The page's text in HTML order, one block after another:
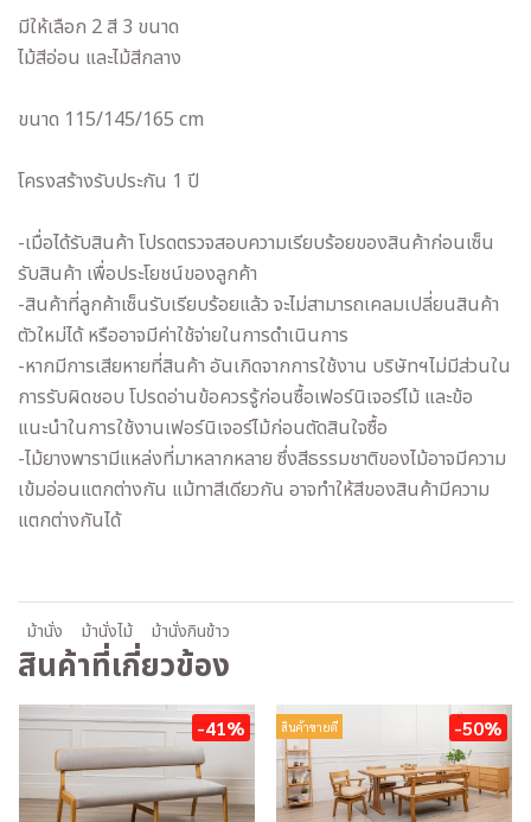
มีให้เลือก 2 สี 3 ขนาด
ไม้สีอ่อน และไม้สีกลาง
ขนาด 115/145/165 cm
โครงสร้างรับประกัน 1 ปี
-เมื่อได้รับสินค้า โปรดตรวจสอบความเรียบร้อยของสินค้าก่อนเซ็น
รับสินค้า เพื่อประโยชน์ของลูกค้า
-สินค้าที่ลูกค้าเซ็นรับเรียบร้อยแล้ว จะไม่สามารถเคลมเปลี่ยนสินค้า
ตัวใหม่ได้ หรืออาจมีค่าใช้จ่ายในการดำเนินการ
-หากมีการเสียหายที่สินค้า อันเกิดจากการใช้งาน บริษัทฯไม่มีส่วนใน
การรับผิดชอบ โปรดอ่านข้อควรรู้ก่อนซื้อเฟอร์นิเจอร์ไม้ และข้อ
แนะนำในการใช้งานเฟอร์นิเจอร์ไม้ก่อนตัดสินใจซื้อ
-ไม้ยางพารามีแหล่งที่มาหลากหลาย ซึ่งสีธรรมชาติของไม้อาจมีความ
เข้มอ่อนแตกต่างกัน แม้ทาสีเดียวกัน อาจทำให้สีของสินค้ามีความ
แตกต่างกันได้
ม้านั่ง ม้านั่งไม้ ม้านั่งกินข้าว
สินค้าที่เกี่ยวข้อง
-41% สินค้าขายดี -50%